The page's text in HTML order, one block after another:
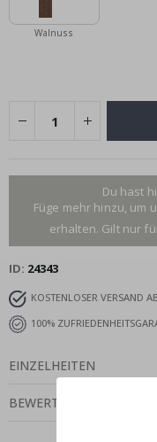
Walnuss
Du hast
Füge mehr hinzu, um
erhalten. Gilt nur
ID 24343
KOSTENLOSER VERSAND
100%
EINZELHEITEN
BEWERTUNGEN